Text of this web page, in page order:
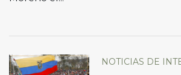
NOTICIAS DE